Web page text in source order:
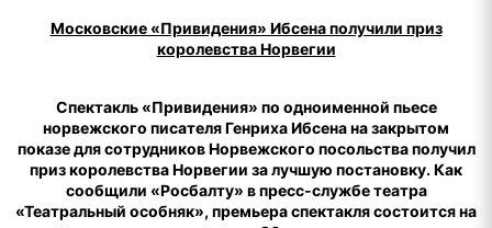
Московские «Привидения» Ибсена получили приз
королевства Норвегии
Спектакль «Привидения» по одноименной пьесе
норвежского писателя Генриха Ибсена на закрытом
показе для сотрудников Норвежского посольства получил
приз королевства Норвегии за лучшую постановку. Как
сообщили «Росбалту» в пресс-службе театра
«Театральный особняк», премьера спектакля состоится на